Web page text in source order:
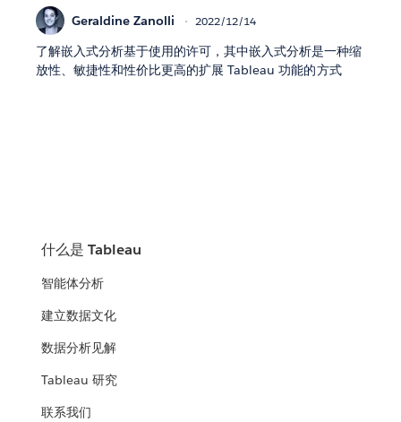
Geraldine Zanolli 2022/12/14
了解嵌入式分析基于使用的许可，其中嵌入式分析是一种缩
放性、敏捷性和性价比更高的扩展 Tableau 功能的方式
什么是 Tableau
智能体分析
建立数据文化
数据分析见解
Tableau 研究
联系我们